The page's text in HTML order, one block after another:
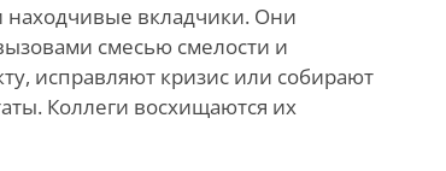
находчивые вкладчики. Они
смесью смелости и
исправляют кризис или собирают
Коллеги восхищаются их